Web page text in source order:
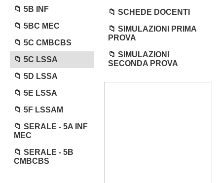
5B INF
5BC MEC
5C CMBCBS
5C LSSA
5D LSSA
5E LSSA
5F LSSAM
SERALE - 5A INF
MEC
SERALE - 5B
CMBCBS
SCHEDE DOCENTI
SIMULAZIONI PRIMA
PROVA
SIMULAZIONI
SECONDA PROVA